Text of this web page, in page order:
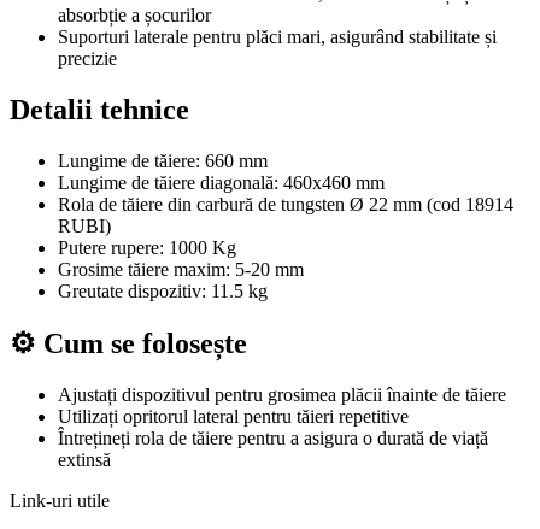
absorbție a șocurilor
Suporturi laterale pentru plăci mari, asigurând stabilitate și
precizie
Detalii tehnice
Lungime de tăiere: 660 mm
Lungime de tăiere diagonală: 460x460 mm
Rola de tăiere din carbură de tungsten Ø 22 mm (cod 18914
RUBI)
Putere rupere: 1000 Kg
Grosime tăiere maxim: 5-20 mm
Greutate dispozitiv: 11.5 kg
⚙️ Cum se folosește
Ajustați dispozitivul pentru grosimea plăcii înainte de tăiere
Utilizați opritorul lateral pentru tăieri repetitive
Întrețineți rola de tăiere pentru a asigura o durată de viață
extinsă
Link-uri utile